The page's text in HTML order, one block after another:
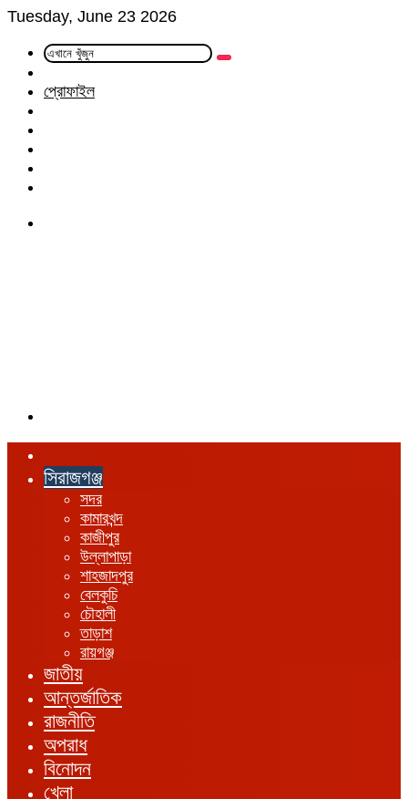
Tuesday, June 23 2026
এখানে
Article
প্রোফাইল
সিরাজগঞ্জ
সদর
কামারখন্দ
কাজীপুর
উল্লাপাড়া
শাহজাদপুর
বেলকুচি
চৌহালী
তাড়াশ
রায়গঞ্জ
জাতীয়
আন্তর্জাতিক
রাজনীতি
অপরাধ
বিনোদন
খেলা